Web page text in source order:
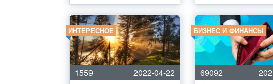
ИНТЕРЕСНОЕ
1559
2022-04-22
БИЗНЕС И ФИНАНСЫ
69092